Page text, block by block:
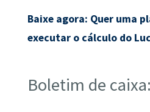
Baixe agora: Quer uma
executar o cálculo do
Boletim de caixa: